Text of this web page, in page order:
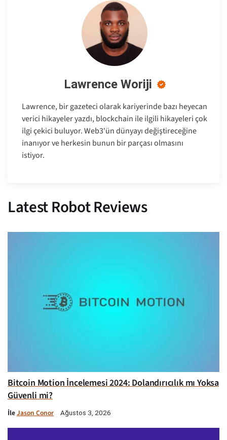
Lawrence Woriji
Lawrence, bir gazeteci olarak kariyerinde bazı heyecan
verici hikayeler yazdı, blockchain ile ilgili hikayeleri çok
ilgi çekici buluyor. Web3'ün dünyayı değiştireceğine
inanıyor ve herkesin bunun bir parçası olmasını
istiyor.
Latest Robot Reviews
Bitcoin Motion İncelemesi 2024: Dolandırıcılık mı Yoksa
Güvenli mi?
İleJason Conor Ağustos 3, 2026